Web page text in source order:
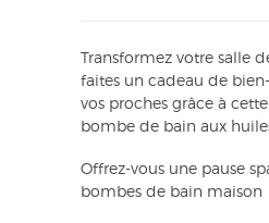
Transformez votre salle
faites un cadeau de
vos proches grâce à
bombe de bain aux
Offrez-vous une pause
bombes de bain maison